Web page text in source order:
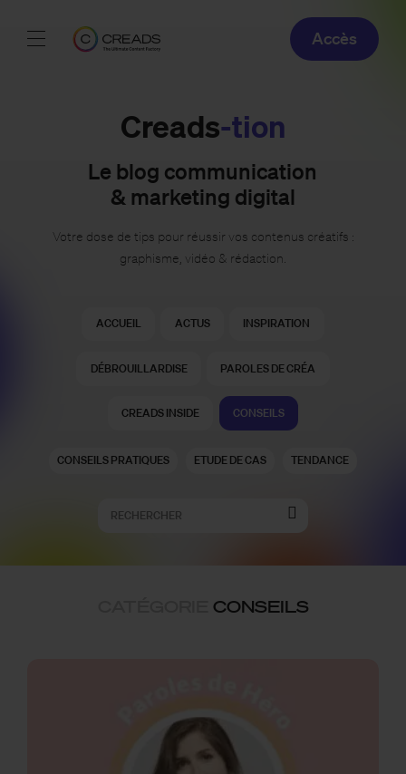
Guide
Accès
Creads-tion
Le blog communication
& marketing digital
Votre dose de tips pour réussir vos contenus créatifs :
graphisme, vidéo & rédaction.
ACCUEIL ACTUS INSPIRATION
DÉBROUILLARDISE PAROLES DE CRÉA
CREADS INSIDE CONSEILS
CONSEILS PRATIQUES ETUDE DE CAS TENDANCE
CONSEILS